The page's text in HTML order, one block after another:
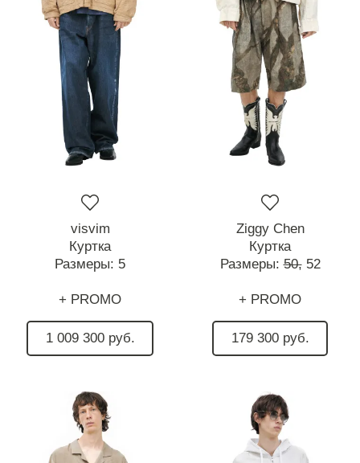
visvim
Куртка
Размеры: 5
+ PROMO
1 009 300 руб.
Ziggy Chen
Куртка
Размеры:50, 52
+ PROMO
179 300 руб.